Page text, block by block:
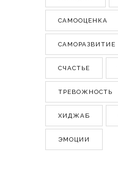
САМООЦЕНКА
САМОРАЗВИТИЕ
СЧАСТЬЕ
ТРЕВОЖНОСТЬ
ХИДЖАБ
ЭМОЦИИ